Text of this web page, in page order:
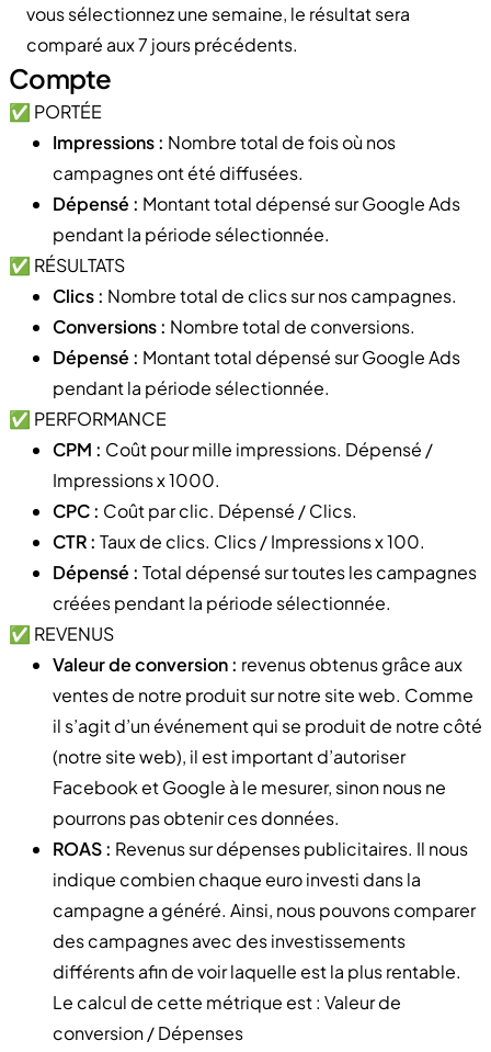
vous sélectionnez une semaine, le résultat sera
comparé aux 7 jours précédents.
Compte
✅ PORTÉE
Impressions : Nombre total de fois où nos
campagnes ont été diffusées.
Dépensé : Montant total dépensé sur Google Ads
pendant la période sélectionnée.
✅ RÉSULTATS
Clics : Nombre total de clics sur nos campagnes.
Conversions : Nombre total de conversions.
Dépensé : Montant total dépensé sur Google Ads
pendant la période sélectionnée.
✅ PERFORMANCE
CPM : Coût pour mille impressions. Dépensé /
Impressions x 1000.
CPC : Coût par clic. Dépensé / Clics.
CTR : Taux de clics. Clics / Impressions x 100.
Dépensé : Total dépensé sur toutes les campagnes
créées pendant la période sélectionnée.
✅ REVENUS
Valeur de conversion : revenus obtenus grâce aux
ventes de notre produit sur notre site web. Comme
il s’agit d’un événement qui se produit de notre côté
(notre site web), il est important d’autoriser
Facebook et Google à le mesurer, sinon nous ne
pourrons pas obtenir ces données.
ROAS : Revenus sur dépenses publicitaires. Il nous
indique combien chaque euro investi dans la
campagne a généré. Ainsi, nous pouvons comparer
des campagnes avec des investissements
différents afin de voir laquelle est la plus rentable.
Le calcul de cette métrique est : Valeur de
conversion / Dépenses